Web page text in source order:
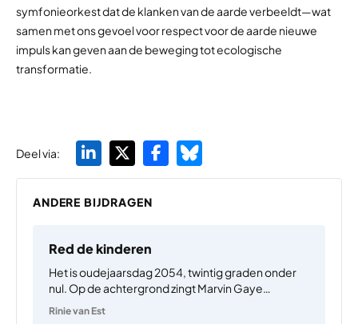
symfonieorkest dat de klanken van de aarde verbeeldt—wat
samen met ons gevoel voor respect voor de aarde nieuwe
impuls kan geven aan de beweging tot ecologische
transformatie.
Deel via:
ANDERE BIJDRAGEN
Red de kinderen
Het is oudejaarsdag 2054, twintig graden onder
nul. Op de achtergrond zingt Marvin Gaye
zachtjes: “Live life for the children. Let’s save the
Rinie van Est